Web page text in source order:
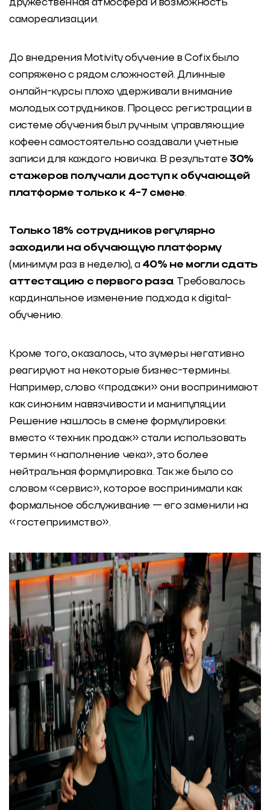
дружественная атмосфера и возможность
самореализации.
До внедрения Motivity обучение в Cofix было
сопряжено с рядом сложностей. Длинные
онлайн-курсы плохо удерживали внимание
молодых сотрудников. Процесс регистрации в
системе обучения был ручным: управляющие
кофеен самостоятельно создавали учетные
записи для каждого новичка. В результате 30%
стажеров получали доступ к обучающей
платформе только к 4-7 смене.
Только 18% сотрудников регулярно
заходили на обучающую платформу
(минимум раз в неделю), а 40% не могли сдать
аттестацию с первого раза. Требовалось
кардинальное изменение подхода к digital-
обучению.
Кроме того, оказалось, что зумеры негативно
реагируют на некоторые бизнес-термины.
Например, слово «продажи» они воспринимают
как синоним навязчивости и манипуляции.
Решение нашлось в смене формулировки:
вместо «техник продаж» стали использовать
термин «наполнение чека», это более
нейтральная формулировка. Так же было со
словом «сервис», которое воспринимали как
формальное обслуживание — его заменили на
«гостеприимство».